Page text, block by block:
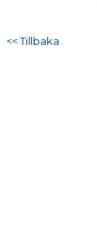
<< Tillbaka